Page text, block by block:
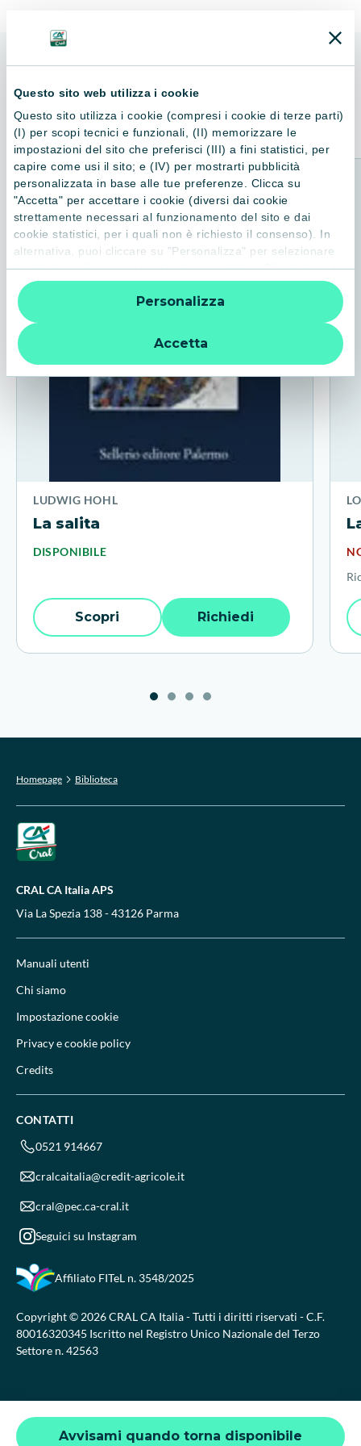
Questo sito web utilizza i cookie
Questo sito utilizza i cookie (compresi i cookie di terze parti)
(I) per scopi tecnici e funzionali, (II) memorizzare le
impostazioni del sito che preferisci (III) a fini statistici, per
capire come usi il sito; e (IV) per mostrarti pubblicità
personalizzata in base alle tue preferenze. Clicca su
"Accetta" per accettare i cookie (diversi dai cookie
strettamente necessari al funzionamento del sito e dai
cookie statistici, per i quali non è richiesto il consenso). In
alternativa, puoi cliccare su "Personalizza" per selezionare
le categorie di cookie che desideri accettare. Cliccando sulla
“X” le impostazioni predefinite vengono lasciate invariate e
quindi la navigazione può continuare senza cookie o altri
strumenti di tracciamento diversi da quelli tecnici. Per
ulteriori informazioni:
informativa privacy
Accetta
Personalizza
Avvisami quando torna disponibile
della semplicità e l'eterna giovinezza in cui ci mantiene il
Consigliati per te
LUDWIG HOHL
La salita
DISPONIBILE
Scopri Richiedi
Homepage Biblioteca
CRAL CA Italia APS
Via La Spezia 138 - 43126 Parma
Manuali utenti
Chi siamo
Impostazione cookie
Privacy e cookie policy
Credits
CONTATTI
0521 914667
cralcaitalia@credit-agricole.it
cral@pec.ca-cral.it
Seguici su Instagram
Affiliato FITeL n. 3548/2025
Copyright © 2026 CRAL CA Italia - Tutti i diritti riservati - C.F.
80016320345 Iscritto nel Registro Unico Nazionale del Terzo
Settore n. 42563